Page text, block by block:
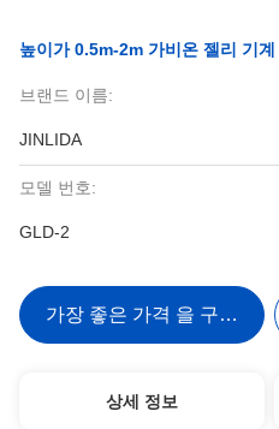
높이가 0.5m-2m 가비온 젤리 기계
브랜드 이름:
JINLIDA
모델 번호:
GLD-2
가장 좋은 가격 을 구하라
상세 정보